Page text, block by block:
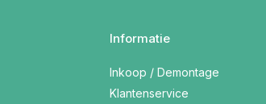
Informatie
Inkoop / Demontage
Klantenservice